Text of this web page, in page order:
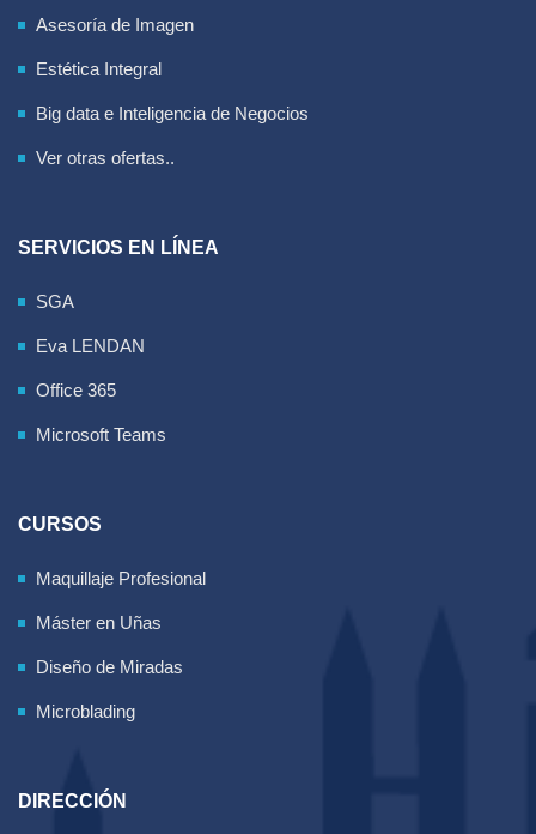
Asesoría de Imagen
Estética Integral
Big data e Inteligencia de Negocios
Ver otras ofertas..
SERVICIOS EN LÍNEA
SGA
Eva LENDAN
Office 365
Microsoft Teams
CURSOS
Maquillaje Profesional
Máster en Uñas
Diseño de Miradas
Microblading
DIRECCIÓN